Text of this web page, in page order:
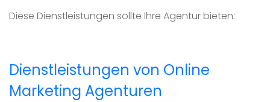
Diese Dienstleistungen sollte Ihre Agentur bieten:
Dienstleistungen von Online
Marketing Agenturen